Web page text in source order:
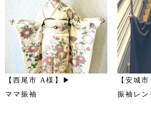
【西尾市 A様】▶
ママ振袖
【安城
振袖レン